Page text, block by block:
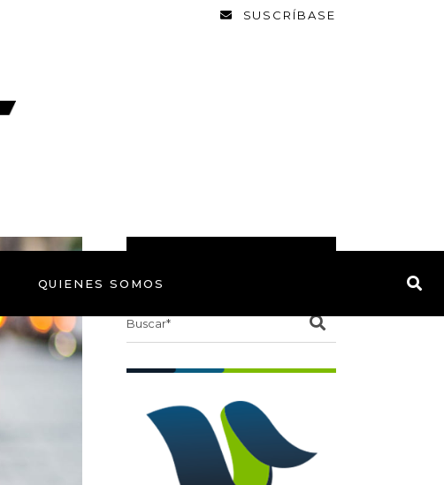
SUSCRÍBASE
QUIENES SOMOS
Search